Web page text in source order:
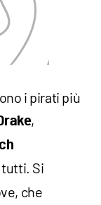
i pirati più
,
tutti. Si
che